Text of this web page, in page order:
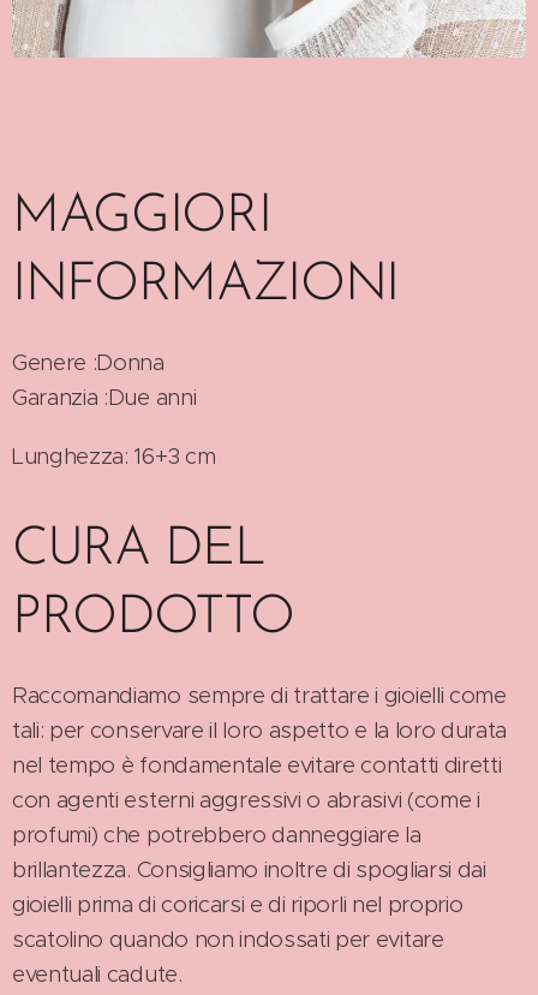
MAGGIORI
INFORMAZIONI
Genere :Donna
Garanzia :Due anni
Lunghezza: 16+3 cm
CURA DEL
PRODOTTO
Raccomandiamo sempre di trattare i gioielli come
tali: per conservare il loro aspetto e la loro durata
nel tempo è fondamentale evitare contatti diretti
con agenti esterni aggressivi o abrasivi (come i
profumi) che potrebbero danneggiare la
brillantezza. Consigliamo inoltre di spogliarsi dai
gioielli prima di coricarsi e di riporli nel proprio
scatolino quando non indossati per evitare
eventuali cadute.